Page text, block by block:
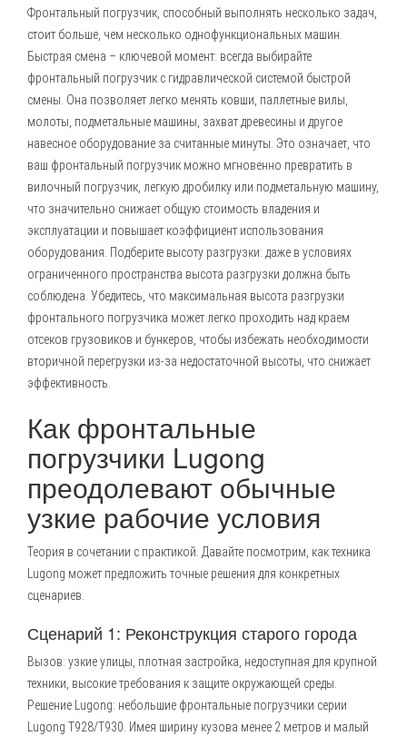
Фронтальный погрузчик, способный выполнять несколько задач,
стоит больше, чем несколько однофункциональных машин.
Быстрая смена – ключевой момент: всегда выбирайте
фронтальный погрузчик с гидравлической системой быстрой
смены. Она позволяет легко менять ковши, паллетные вилы,
молоты, подметальные машины, захват древесины и другое
навесное оборудование за считанные минуты. Это означает, что
ваш фронтальный погрузчик можно мгновенно превратить в
вилочный погрузчик, легкую дробилку или подметальную машину,
что значительно снижает общую стоимость владения и
эксплуатации и повышает коэффициент использования
оборудования. Подберите высоту разгрузки: даже в условиях
ограниченного пространства высота разгрузки должна быть
соблюдена. Убедитесь, что максимальная высота разгрузки
фронтального погрузчика может легко проходить над краем
отсеков грузовиков и бункеров, чтобы избежать необходимости
вторичной перегрузки из-за недостаточной высоты, что снижает
эффективность.
Как фронтальные
погрузчики Lugong
преодолевают обычные
узкие рабочие условия
Теория в сочетании с практикой. Давайте посмотрим, как техника
Lugong может предложить точные решения для конкретных
сценариев.
Сценарий 1: Реконструкция старого города
Вызов: узкие улицы, плотная застройка, недоступная для крупной
техники, высокие требования к защите окружающей среды.
Решение Lugong: небольшие фронтальные погрузчики серии
Lugong T928/T930. Имея ширину кузова менее 2 метров и малый